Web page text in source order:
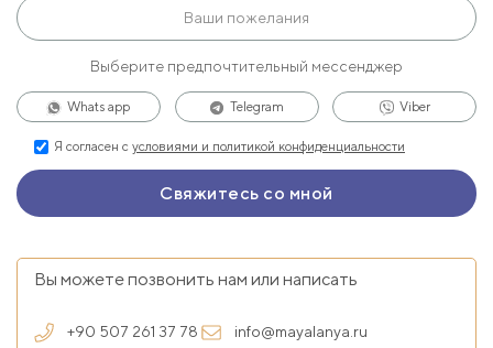
Выберите предпочтительный мессенджер
Whats app Telegram Viber
Я согласен с условиями и политикой конфиденциальности
Вы можете позвонить нам или написать
+90 507 261 37 78 info@mayalanya.ru